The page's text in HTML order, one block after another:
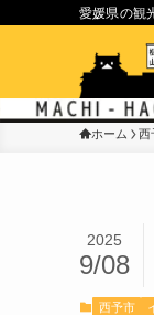
愛媛県の観
ホーム 西
2025
9/08
西予市